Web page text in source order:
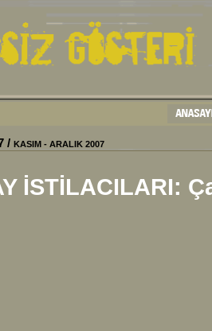
/ KASIM - ARALIK 2007
İSTİLACILARI: